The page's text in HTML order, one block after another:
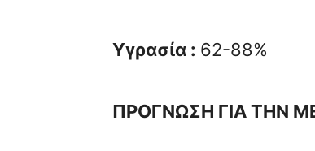
Υγρασία : 62-88%
ΠΡΟΓΝΩΣΗ ΓΙΑ ΤΗΝ